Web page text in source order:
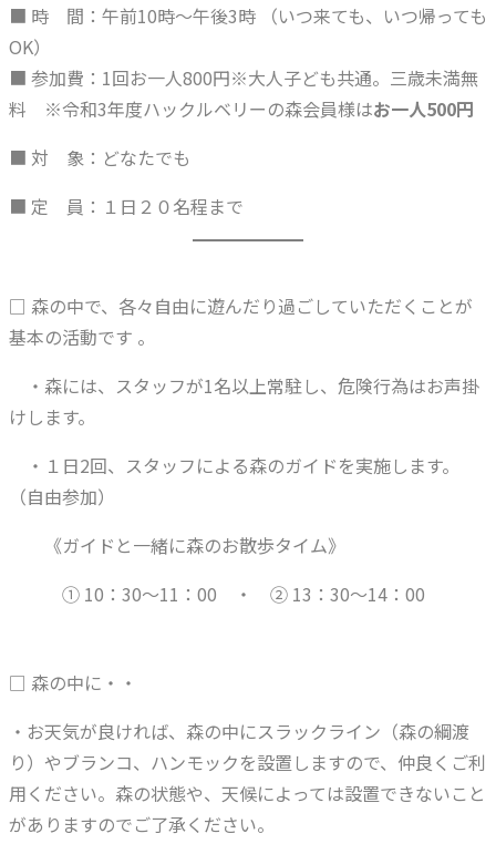
■ 時 間：午前10時～午後3時 （いつ来ても、いつ帰っても
OK）
■ 参加費：1回お一人800円※大人子ども共通。三歳未満無
料 ※令和3年度ハックルベリーの森会員様はお一人500円
■ 対 象：どなたでも
■ 定 員：１日２０名程まで
□ 森の中で、各々自由に遊んだり過ごしていただくことが
基本の活動です 。
・森には、スタッフが1名以上常駐し、危険行為はお声掛
けします。
・１日2回、スタッフによる森のガイドを実施します。
（自由参加）
《ガイドと一緒に森のお散歩タイム》
① 10：30～11：00 ・ ② 13：30～14：00
□ 森の中に・・
・お天気が良ければ、森の中にスラックライン（森の綱渡
り）やブランコ、ハンモックを設置しますので、仲良くご利
用ください。森の状態や、天候によっては設置できないこと
がありますのでご了承ください。